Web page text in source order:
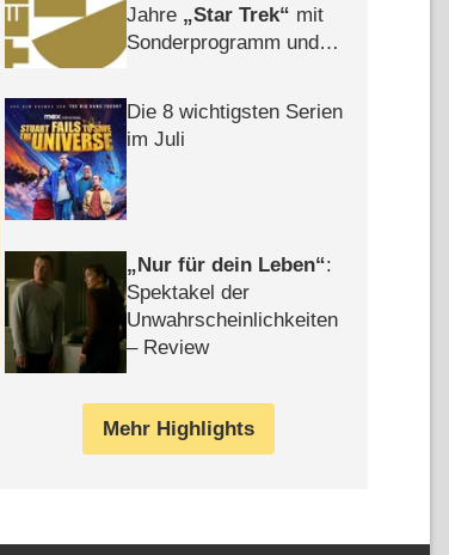
Jahre
Star Trek
mit
Sonderprogramm und
Die 8 wichtigsten Serien
im Juli
Nur für dein Leben :
Spektakel der
Unwahrscheinlichkeiten
– Review
Mehr Highlights